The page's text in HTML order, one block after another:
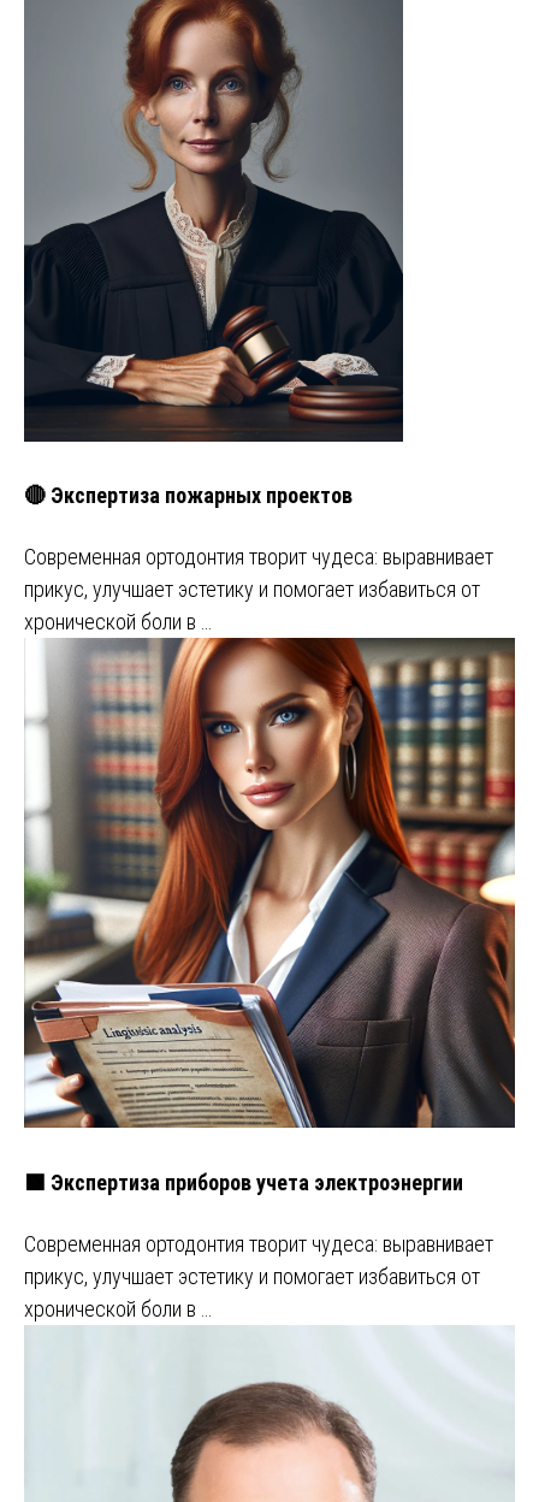
🔴 Экспертиза пожарных проектов
Современная ортодонтия творит чудеса: выравнивает
прикус, улучшает эстетику и помогает избавиться от
хронической боли в …
🟩 Экспертиза приборов учета электроэнергии
Современная ортодонтия творит чудеса: выравнивает
прикус, улучшает эстетику и помогает избавиться от
хронической боли в …